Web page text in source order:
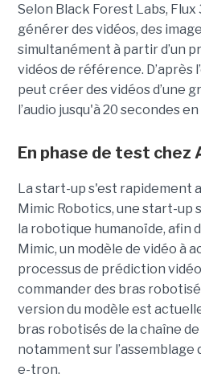
Selon Black Forest Labs, Flux
générer des vidéos, des
simultanément à partir d’un
vidéos de référence. D’après
peut créer des vidéos d’une
l’audio jusqu'à 20 secondes
En phase de test chez
La start-up s'est rapidement
Mimic Robotics, une start-up
la robotique humanoïde, afin
Mimic, un modèle de vidéo à
processus de prédiction
commander des bras
version du modèle est
bras robotisés de la chaîne
notamment sur l’assemblage
e-tron.